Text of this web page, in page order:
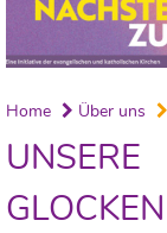
Home Über uns
UNSERE
GLOCKEN